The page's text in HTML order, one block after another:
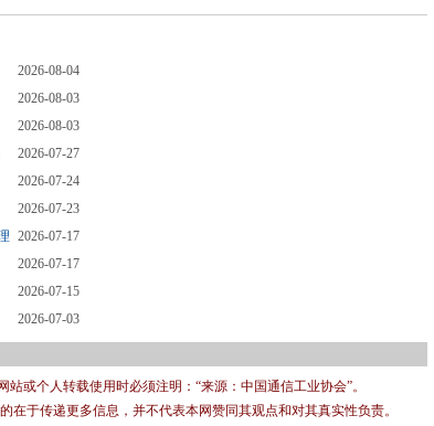
2026-08-04
2026-08-03
2026-08-03
2026-07-27
2026-07-24
2026-07-23
2026-07-17
2026-07-17
2026-07-15
2026-07-03
或个人转载使用时必须注明：“来源：中国通信工业协会”。
于传递更多信息，并不代表本网赞同其观点和对其真实性负责。